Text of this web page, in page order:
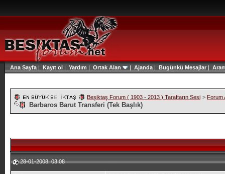
Ana Sayfa | Kayıt ol | Yardım | Ortak Alan | Ajanda | Bugünkü Mesajlar|
Beşiktaş Forum ( 1903 - 2013 ) Taraftarın Sesi > Forum
Barbaros Barut Transferi (Tek Başlık)
28-01-2008, 03:08